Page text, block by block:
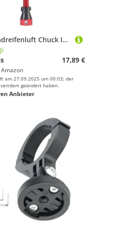
Mtucegi Radreifenluft Chuck Inflatorpumpen Ventile Clip Klemmen Anschlussadapter Für Kfz Zyklige Korrosionsbeständige Fahrradventile
17,89 €
Amazon
am 27.09.2025 um 00:03; der
geändert haben.
Anbieter